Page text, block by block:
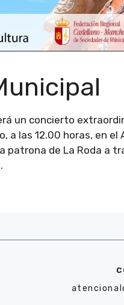
un concierto
a las 12.00 horas, en
patrona de La Roda a